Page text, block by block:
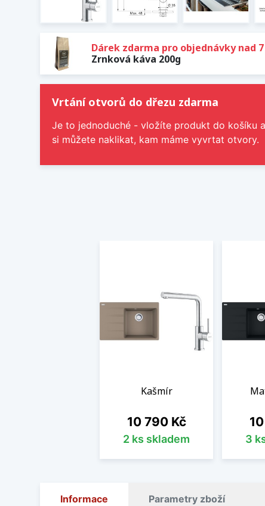
Dárek zdarma pro objednávky nad 7
Zrnková káva 200g
Vrtání otvorů do dřezu zdarma
Je to jednoduché - vložíte produkt do košíku
si můžete naklikat, kam máme vyvrtat otvory.
Kašmír
Cena
10 790 Kč
2 ks skladem 3
Informace Parametry zboží